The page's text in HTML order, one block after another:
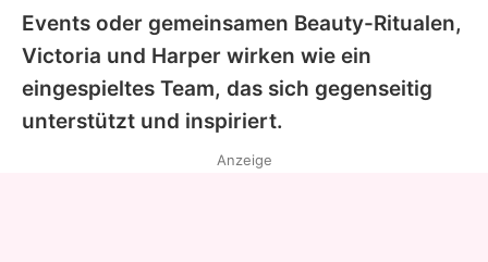
Events oder gemeinsamen Beauty-Ritualen,
Victoria und Harper wirken wie ein
eingespieltes Team, das sich gegenseitig
unterstützt und inspiriert.
Anzeige